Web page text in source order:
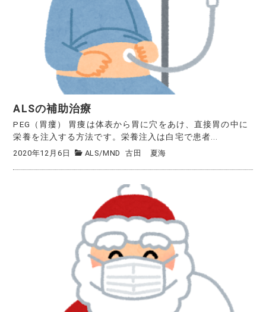
ALSの補助治療
PEG（胃瘻） 胃痩は体表から胃に穴をあけ、直接胃の中に
栄養を注入する方法です。栄養注入は白宅で患者...
2020年12月6日 ALS/MND 古田 夏海